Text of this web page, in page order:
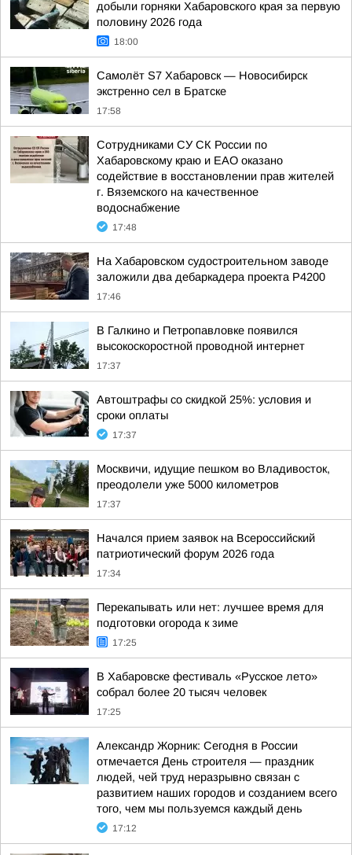
добыли горняки Хабаровского края за первую
половину 2026 года
18:00
Самолёт S7 Хабаровск — Новосибирск
экстренно сел в Братске
17:58
Сотрудниками СУ СК России по
Хабаровскому краю и ЕАО оказано
содействие в восстановлении прав жителей
г. Вяземского на качественное
водоснабжение
17:48
На Хабаровском судостроительном заводе
заложили два дебаркадера проекта Р4200
17:46
В Галкино и Петропавловке появился
высокоскоростной проводной интернет
17:37
Автоштрафы со скидкой 25%: условия и
сроки оплаты
17:37
Москвичи, идущие пешком во Владивосток,
преодолели уже 5000 километров
17:37
Начался прием заявок на Всероссийский
патриотический форум 2026 года
17:34
Перекапывать или нет: лучшее время для
подготовки огорода к зиме
17:25
В Хабаровске фестиваль «Русское лето»
собрал более 20 тысяч человек
17:25
Александр Жорник: Сегодня в России
отмечается День строителя — праздник
людей, чей труд неразрывно связан с
развитием наших городов и созданием всего
того, чем мы пользуемся каждый день
17:12